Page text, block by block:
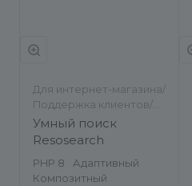
Для интернет-магазина/
Поддержка клиентов/
Другое
Умный поиск
Resosearch
PHP 8
Адаптивный
Композитный